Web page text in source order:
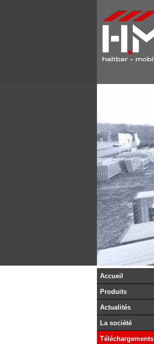
Accueil
Produits
Actualités
La société
Téléchargements